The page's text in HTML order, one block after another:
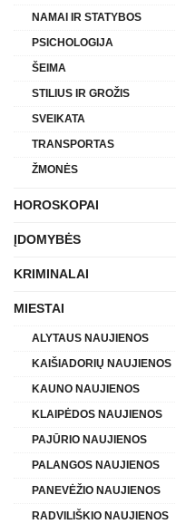
NAMAI IR STATYBOS
PSICHOLOGIJA
ŠEIMA
STILIUS IR GROŽIS
SVEIKATA
TRANSPORTAS
ŽMONĖS
HOROSKOPAI
ĮDOMYBĖS
KRIMINALAI
MIESTAI
ALYTAUS NAUJIENOS
KAIŠIADORIŲ NAUJIENOS
KAUNO NAUJIENOS
KLAIPĖDOS NAUJIENOS
PAJŪRIO NAUJIENOS
PALANGOS NAUJIENOS
PANEVĖŽIO NAUJIENOS
RADVILIŠKIO NAUJIENOS